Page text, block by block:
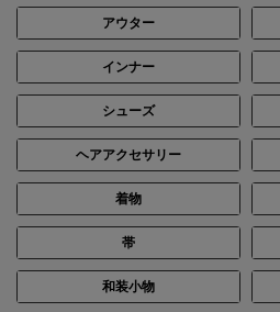
アウター
インナー
シューズ
ヘアアクセサリー
着物
帯
和装小物